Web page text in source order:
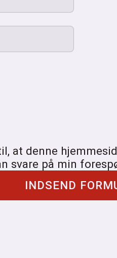
at denne
svare på min
INDSEND